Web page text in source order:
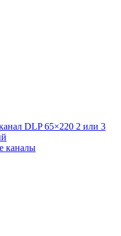
DLP 65×220 2 или 3
каналы